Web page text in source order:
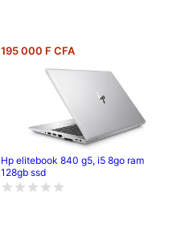
195 000 F CFA
Hp elitebook 840 g5, i5 8go ram
128gb ssd